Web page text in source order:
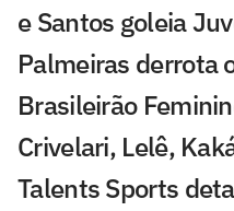
e Santos goleia
Palmeiras derrota
Brasileirão
Crivelari, Lelê,
Talents Sports